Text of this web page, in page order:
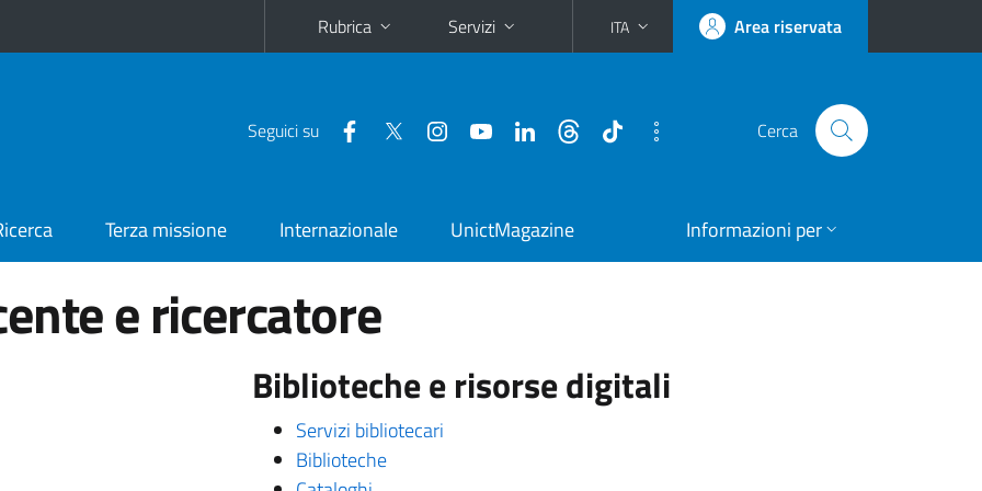
Rubrica Servizi ITA Area riservata
Seguici su Cerca
Terza missione Internazionale UnictMagazine Informazioni per
e ricercatore
Biblioteche e risorse digitali
Servizi bibliotecari
Biblioteche